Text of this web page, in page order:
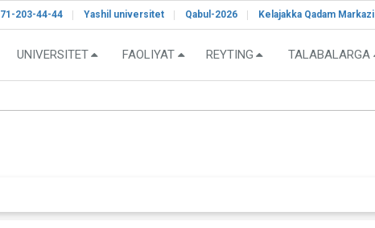
71-203-44-44 Yashil universitet Qabul-2026 Kelajakka Qadam Markazi
UNIVERSITET FAOLIYAT REYTING TALABALARGA